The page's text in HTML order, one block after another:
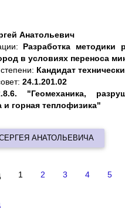
Анатольевич
Разработка методики
в условиях переноса
Кандидат
24.1.201.02
"Геомеханика,
и горная теплофизика"
АНАТОЛЬЕВИЧА
1 2 3 4 5